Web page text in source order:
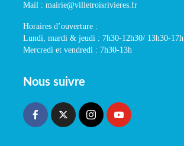
Mail : mairie@villetroisrivieres.fr
Horaires d’ouverture :
Lundi, mardi & jeudi : 7h30-12h30/ 13h30-17h
Mercredi et vendredi : 7h30-13h
Nous suivre